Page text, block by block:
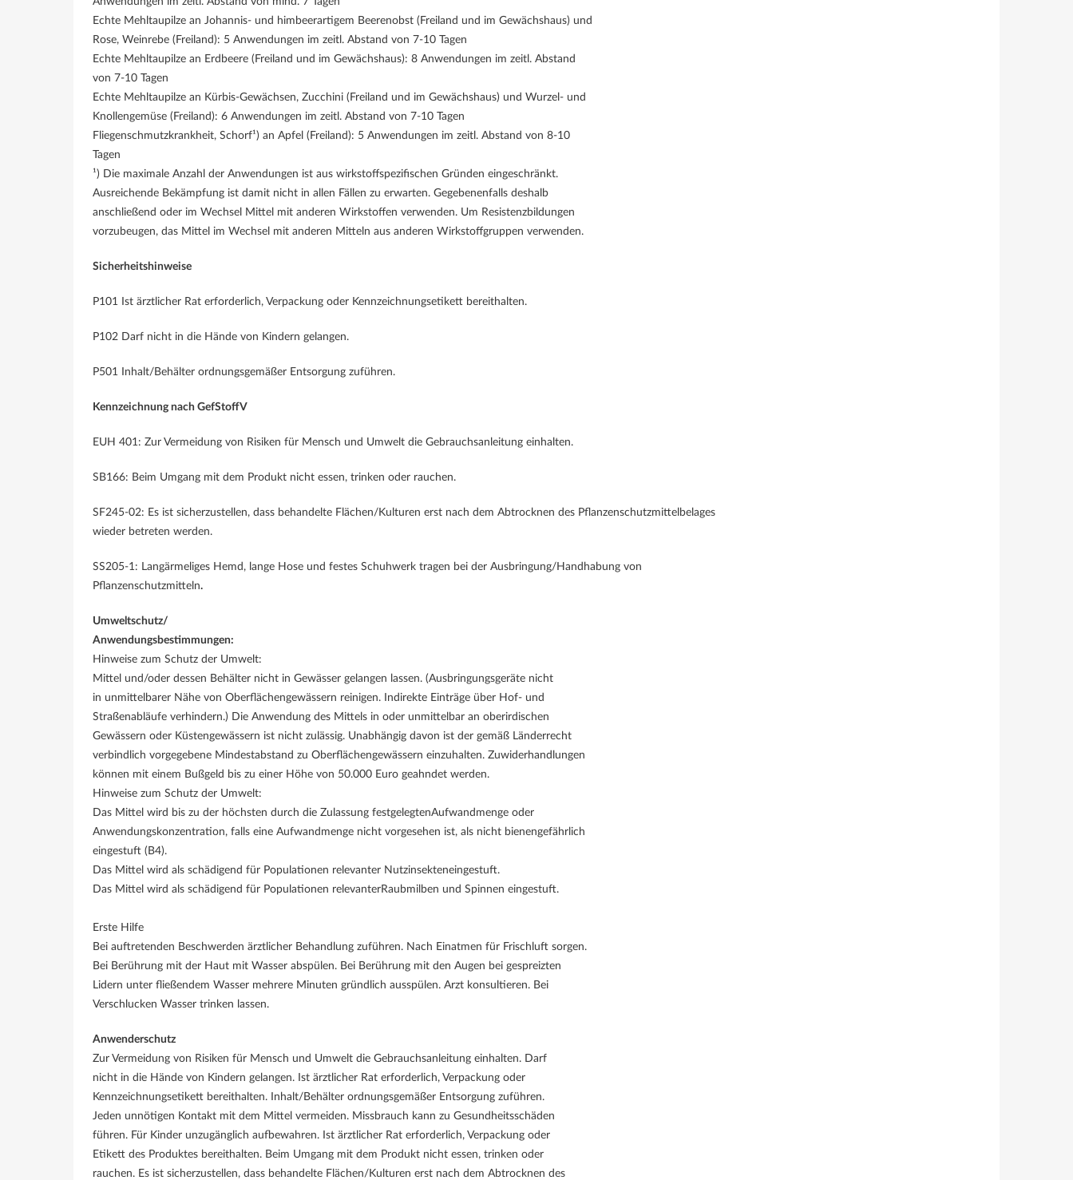
Echte Mehltaupilze an Johannis- und himbeerartigem Beerenobst (Freiland und im Gewächshaus) und
Rose, Weinrebe (Freiland): 5 Anwendungen im zeitl. Abstand von 7-10 Tagen
Echte Mehltaupilze an Erdbeere (Freiland und im Gewächshaus): 8 Anwendungen im zeitl. Abstand
von 7-10 Tagen
Echte Mehltaupilze an Kürbis-Gewächsen, Zucchini (Freiland und im Gewächshaus) und Wurzel- und
Knollengemüse (Freiland): 6 Anwendungen im zeitl. Abstand von 7-10 Tagen
Fliegenschmutzkrankheit, Schorf¹) an Apfel (Freiland): 5 Anwendungen im zeitl. Abstand von 8-10
Tagen
¹) Die maximale Anzahl der Anwendungen ist aus wirkstoffspezifischen Gründen eingeschränkt.
Ausreichende Bekämpfung ist damit nicht in allen Fällen zu erwarten. Gegebenenfalls deshalb
anschließend oder im Wechsel Mittel mit anderen Wirkstoffen verwenden. Um Resistenzbildungen
vorzubeugen, das Mittel im Wechsel mit anderen Mitteln aus anderen Wirkstoffgruppen verwenden.
Sicherheitshinweise
P101 Ist ärztlicher Rat erforderlich, Verpackung oder Kennzeichnungsetikett bereithalten.
P102 Darf nicht in die Hände von Kindern gelangen.
P501 Inhalt/Behälter ordnungsgemäßer Entsorgung zuführen.
Kennzeichnung nach GefStoffV
EUH 401: Zur Vermeidung von Risiken für Mensch und Umwelt die Gebrauchsanleitung einhalten.
SB166: Beim Umgang mit dem Produkt nicht essen, trinken oder rauchen.
SF245-02: Es ist sicherzustellen, dass behandelte Flächen/Kulturen erst nach dem Abtrocknen des Pflanzenschutzmittelbelages
wieder betreten werden.
SS205-1: Langärmeliges Hemd, lange Hose und festes Schuhwerk tragen bei der Ausbringung/Handhabung von
Pflanzenschutzmitteln.
Umweltschutz/
Anwendungsbestimmungen:
Hinweise zum Schutz der Umwelt:
Mittel und/oder dessen Behälter nicht in Gewässer gelangen lassen. (Ausbringungsgeräte nicht
in unmittelbarer Nähe von Oberflächengewässern reinigen. Indirekte Einträge über Hof- und
Straßenabläufe verhindern.) Die Anwendung des Mittels in oder unmittelbar an oberirdischen
Gewässern oder Küstengewässern ist nicht zulässig. Unabhängig davon ist der gemäß Länderrecht
verbindlich vorgegebene Mindestabstand zu Oberflächengewässern einzuhalten. Zuwiderhandlungen
können mit einem Bußgeld bis zu einer Höhe von 50.000 Euro geahndet werden.
Hinweise zum Schutz der Umwelt:
Das Mittel wird bis zu der höchsten durch die Zulassung festgelegtenAufwandmenge oder
Anwendungskonzentration, falls eine Aufwandmenge nicht vorgesehen ist, als nicht bienengefährlich
eingestuft (B4).
Das Mittel wird als schädigend für Populationen relevanter Nutzinsekteneingestuft.
Das Mittel wird als schädigend für Populationen relevanterRaubmilben und Spinnen eingestuft.
Erste Hilfe
Bei auftretenden Beschwerden ärztlicher Behandlung zuführen. Nach Einatmen für Frischluft sorgen.
Bei Berührung mit der Haut mit Wasser abspülen. Bei Berührung mit den Augen bei gespreizten
Lidern unter fließendem Wasser mehrere Minuten gründlich ausspülen. Arzt konsultieren. Bei
Verschlucken Wasser trinken lassen.
Anwenderschutz
Zur Vermeidung von Risiken für Mensch und Umwelt die Gebrauchsanleitung einhalten. Darf
nicht in die Hände von Kindern gelangen. Ist ärztlicher Rat erforderlich, Verpackung oder
Kennzeichnungsetikett bereithalten. Inhalt/Behälter ordnungsgemäßer Entsorgung zuführen.
Jeden unnötigen Kontakt mit dem Mittel vermeiden. Missbrauch kann zu Gesundheitsschäden
führen. Für Kinder unzugänglich aufbewahren. Ist ärztlicher Rat erforderlich, Verpackung oder
Etikett des Produktes bereithalten. Beim Umgang mit dem Produkt nicht essen, trinken oder
rauchen. Es ist sicherzustellen, dass behandelte Flächen/Kulturen erst nach dem Abtrocknen des